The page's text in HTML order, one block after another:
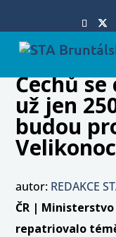
Čechů
už jen
budou
Velikonoc
autor: REDAKCE
ČR | Ministerstvo
repatriovalo